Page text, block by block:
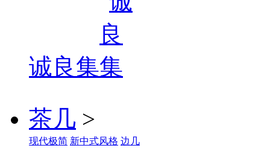
诚良集
茶几 >
现代极简 新中式风格 边几